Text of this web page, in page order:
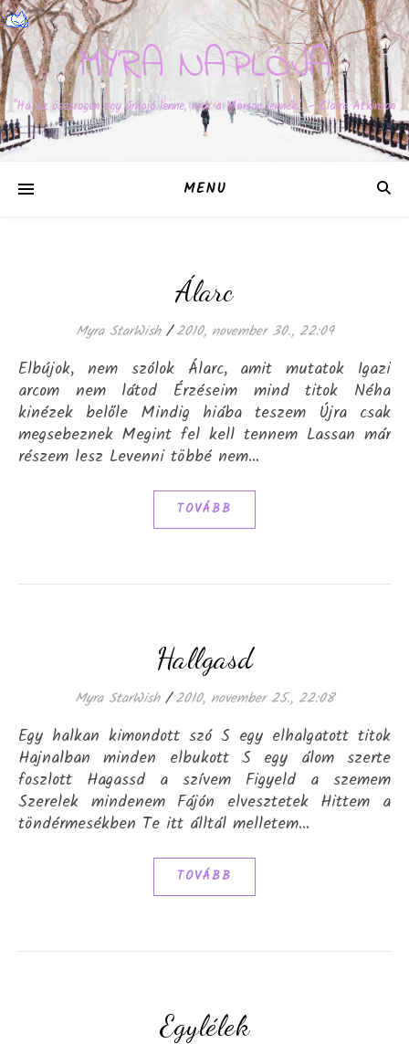
MYRA NAPLÓJA
"Ha az ösztrogén egy űrhajó lenne, már a Marson lennék." – Claire Atkinson
MENU
Álarc
Myra StarWish / 2010, november 30., 22:09
Elbújok, nem szólok Álarc, amit mutatok Igazi
arcom nem látod Érzéseim mind titok Néha
kinézek belőle Mindig hiába teszem Újra csak
megsebeznek Megint fel kell tennem Lassan már
részem lesz Levenni többé nem…
TOVÁBB
Hallgasd
Myra StarWish / 2010, november 25., 22:08
Egy halkan kimondott szó S egy elhalgatott titok
Hajnalban minden elbukott S egy álom szerte
foszlott Hagassd a szívem Figyeld a szemem
Szerelek mindenem Fájón elvesztetek Hittem a
töndérmesékben Te itt álltál melletem…
TOVÁBB
Egylélek